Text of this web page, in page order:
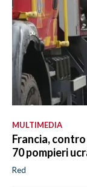
MULTIMEDIA
Francia,
70 pompieri
Red